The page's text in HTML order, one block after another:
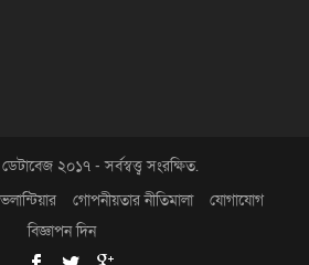
২০১৭ - সর্বস্বত্ত্ব সংরক্ষিত.
গোপনীয়তার নীতিমালা
যোগাযোগ
বিজ্ঞাপন দিন